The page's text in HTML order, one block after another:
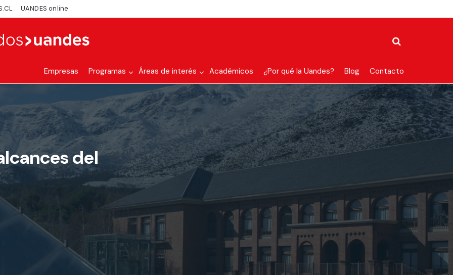
UANDES online
Empresas Programas Áreas de interés Académicos ¿Por qué la Uandes? Blog Contacto
del